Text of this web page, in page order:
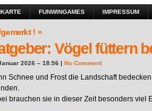
FUNWINGAMES IMPRESSUM
! »
Vögel füttern
2026 – 18:56 | No Comment
Schnee und Frost die Landschaft
brauchen sie in dieser Zeit besonders